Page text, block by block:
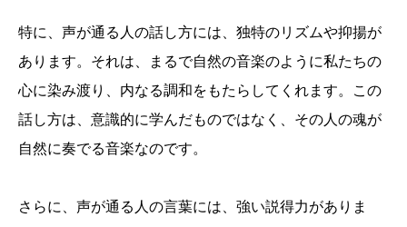
特に、声が通る人の話し方には、独特のリズムや抑揚が
あります。それは、まるで自然の音楽のように私たちの
心に染み渡り、内なる調和をもたらしてくれます。この
話し方は、意識的に学んだものではなく、その人の魂が
自然に奏でる音楽なのです。
さらに、声が通る人の言葉には、強い説得力がありま